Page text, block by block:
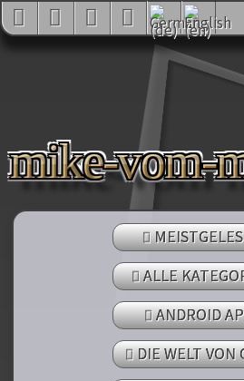
mike-vom-
ALLE
ANDROID
DIE WELT VON